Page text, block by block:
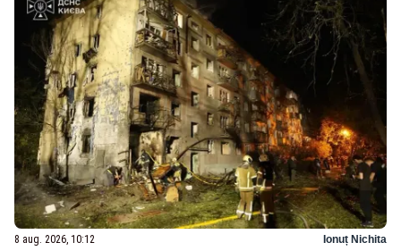
8 aug. 2026, 10:12 Ionuț Nichita